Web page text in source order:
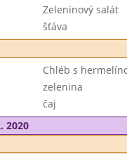
Zeleninový salát
šťáva
Chléb s
zelenina
čaj
2020